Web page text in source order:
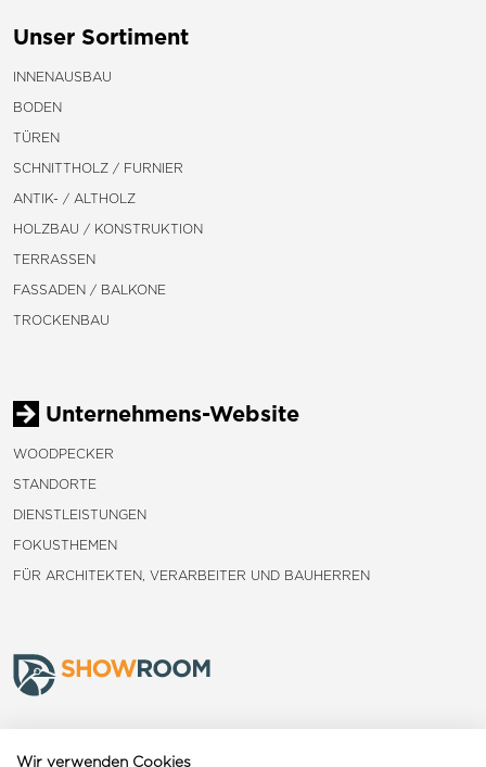
Unser Sortiment
INNENAUSBAU
BODEN
TÜREN
SCHNITTHOLZ / FURNIER
ANTIK- / ALTHOLZ
HOLZBAU / KONSTRUKTION
TERRASSEN
FASSADEN / BALKONE
TROCKENBAU
Unternehmens-Website
WOODPECKER
STANDORTE
DIENSTLEISTUNGEN
FOKUSTHEMEN
FÜR ARCHITEKTEN, VERARBEITER UND BAUHERREN
Wir verwenden Cookies